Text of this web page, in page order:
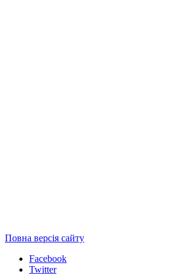
Повна версія сайту
Facebook
Twitter